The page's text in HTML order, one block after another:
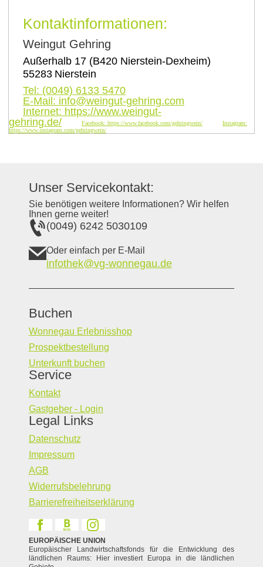
Kontaktinformationen:
Weingut Gehring
Außerhalb 17 (B420 Nierstein-Dexheim)
55283 Nierstein
Tel: (0049) 6133 5470
E-Mail: info@weingut-gehring.com
Internet: https://www.weingut-
gehring.de/
Facebook: https://www.facebook.com/gehringwein/
Instagram:
https://www.instagram.com/gehringwein/
Unser Servicekontakt:
Sie benötigen weitere Informationen? Wir helfen
Ihnen gerne weiter!
(0049) 6242 5030109
Oder einfach per E-Mail
infothek@vg-wonnegau.de
Buchen
Wonnegau Erlebnisshop
Prospektbestellung
Unterkunft buchen
Service
Kontakt
Gastgeber - Login
Legal Links
Datenschutz
Impressum
AGB
Widerrufsbelehrung
Barrierefreiheitserklärung
EUROPÄISCHE UNION
Europäischer Landwirtschaftsfonds für die Entwicklung des
ländlichen Raums: Hier investiert Europa in die ländlichen